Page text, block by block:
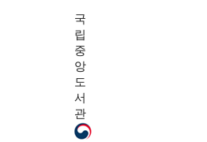
국
립
중
앙
도
서
관